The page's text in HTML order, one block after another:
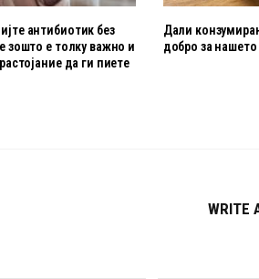
антибиотик без
зошто е толку важно и
да ги пиете
Дали
добро за нашето
WRITE